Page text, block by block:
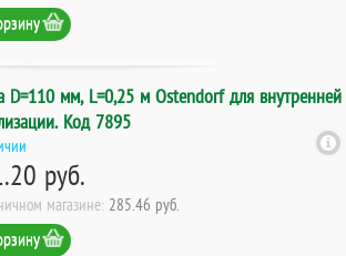
D=110 мм, L=0,25 м Ostendorf для внутренней
Код 7895
руб.
магазине: 285.46 руб.